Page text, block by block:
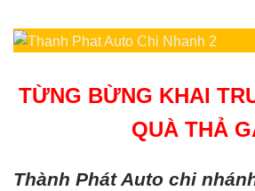
TỪNG BỪNG KHAI
QUÀ THẢ
Thành Phát Auto chi